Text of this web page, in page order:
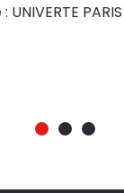
PARIS